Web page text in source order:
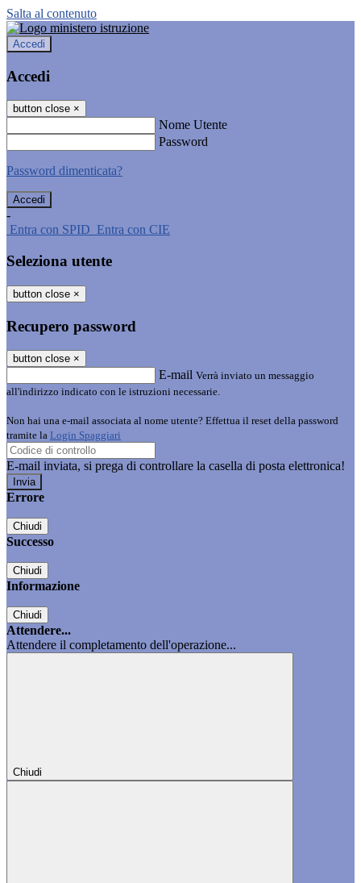
Salta al contenuto
Accedi
Accedi
button close ×
Nome Utente
Password
Password dimenticata?
-
Entra con SPID Entra con CIE
Seleziona utente
button close ×
Recupero password
button close ×
E-mail Verrà inviato un messaggio
all'indirizzo indicato con le istruzioni necessarie.
Non hai una e-mail associata al nome utente? Effettua il reset della password
tramite la Login Spaggiari
E-mail inviata, si prega di controllare la casella di posta elettronica!
Errore
Chiudi
Successo
Chiudi
Informazione
Chiudi
Attendere...
Attendere il completamento dell'operazione...
Chiudi